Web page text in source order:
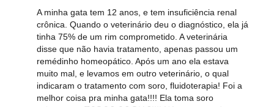
A minha gata tem 12 anos, e tem insuficiência renal
crônica. Quando o veterinário deu o diagnóstico, ela já
tinha 75% de um rim comprometido. A veterinária
disse que não havia tratamento, apenas passou um
remédinho homeopático. Após um ano ela estava
muito mal, e levamos em outro veterinário, o qual
indicaram o tratamento com soro, fluidoterapia! Foi a
melhor coisa pra minha gata!!!! Ela toma soro